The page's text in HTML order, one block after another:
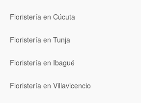
Floristería en Cúcuta
Floristería en Tunja
Floristería en Ibagué
Floristería en Villavicencio